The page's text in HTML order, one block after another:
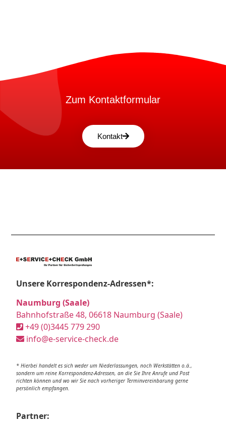
Zum Kontaktformular
Kontakt
Unsere Korrespondenz-Adressen*:
Naumburg (Saale)
Bahnhofstraße 48, 06618 Naumburg (Saale)
+49 (0)3445 779 290
info@e-service-check.de
* Hierbei handelt es sich weder um Niederlassungen, noch Werkstätten o.ä.,
sondern um reine Korrespondenz-Adressen, an die Sie Ihre Anrufe und Post
richten können und wo wir Sie nach vorheriger Terminvereinbarung gerne
persönlich empfangen.
Partner: